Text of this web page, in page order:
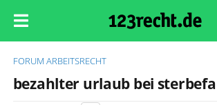
FORUM ARBEITSRECHT
bezahlter urlaub bei